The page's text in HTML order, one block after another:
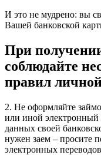
И это не мудрено: вы
Вашей банковской
При
соблюдайте
правил
2. Не оформляйте
или иной электронный
данных своей
нужен заем – просите
электронных